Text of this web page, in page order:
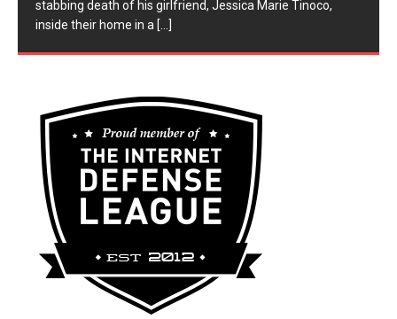
stabbing death of his girlfriend, Jessica Marie Tinoco,
inside their home in a [...]